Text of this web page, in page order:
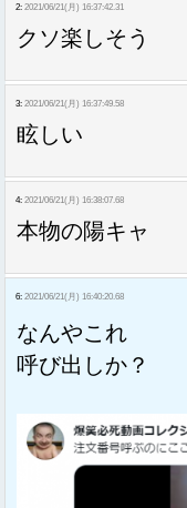
2: 2021/06/21(月) 16:37:42.31
クソ楽しそう
3: 2021/06/21(月) 16:37:49.58
眩しい
4: 2021/06/21(月) 16:38:07.68
本物の陽キャ
6: 2021/06/21(月) 16:40:20.68
なんやこれ
呼び出しか？